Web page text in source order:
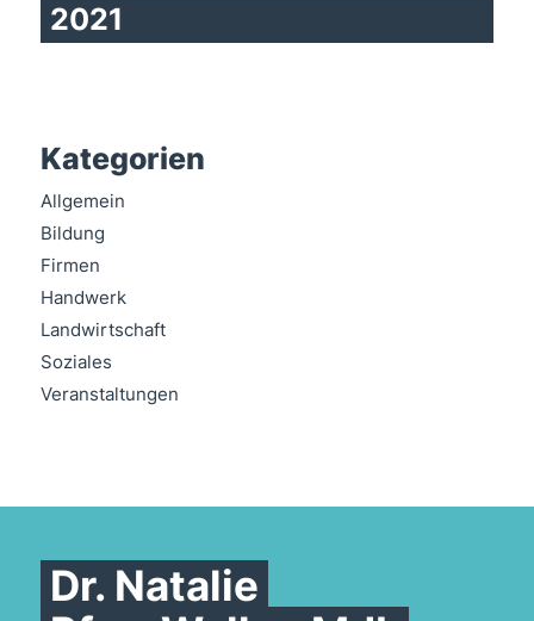
2021
Kategorien
Allgemein
Bildung
Firmen
Handwerk
Landwirtschaft
Soziales
Veranstaltungen
Dr. Natalie